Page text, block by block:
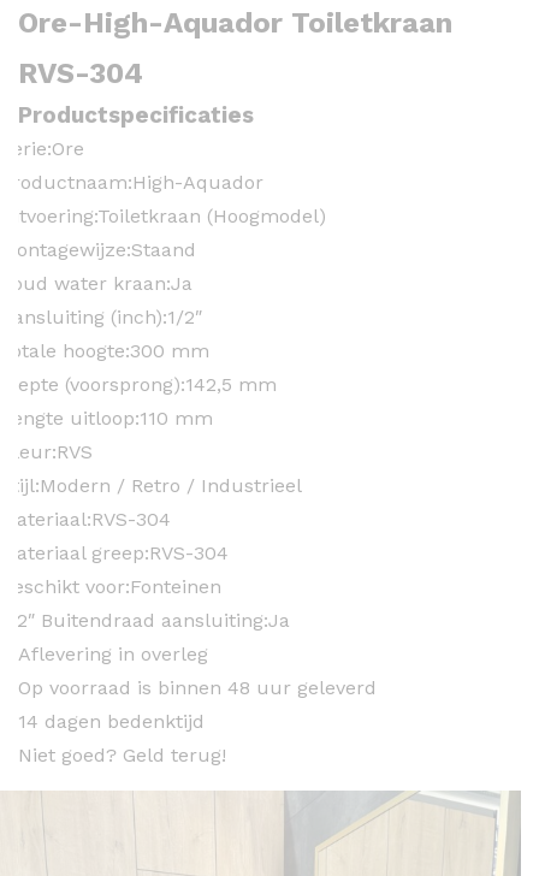
Ore-High-Aquador Toiletkraan
RVS-304
Productspecificaties
Serie:Ore
Productnaam:High-Aquador
Uitvoering:Toiletkraan (Hoogmodel)
Montagewijze:Staand
Koud water kraan:Ja
Aansluiting (inch):1/2″
Totale hoogte:300 mm
Diepte (voorsprong):142,5 mm
Lengte uitloop:110 mm
Kleur:RVS
Stijl:Modern / Retro / Industrieel
Materiaal:RVS-304
Materiaal greep:RVS-304
Geschikt voor:Fonteinen
1/2″ Buitendraad aansluiting:Ja
Aflevering in overleg
Op voorraad is binnen 48 uur geleverd
14 dagen bedenktijd
Niet goed? Geld terug!